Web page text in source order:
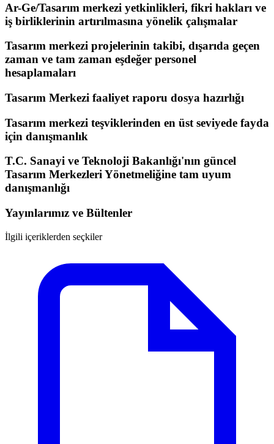
Ar-Ge/Tasarım merkezi yetkinlikleri, fikri hakları ve
iş birliklerinin artırılmasına yönelik çalışmalar
Tasarım merkezi projelerinin takibi, dışarıda geçen
zaman ve tam zaman eşdeğer personel
hesaplamaları
Tasarım Merkezi faaliyet raporu dosya hazırlığı
Tasarım merkezi teşviklerinden en üst seviyede fayda
için danışmanlık
T.C. Sanayi ve Teknoloji Bakanlığı'nın güncel
Tasarım Merkezleri Yönetmeliğine tam uyum
danışmanlığı
Yayınlarımız ve Bültenler
İlgili içeriklerden seçkiler